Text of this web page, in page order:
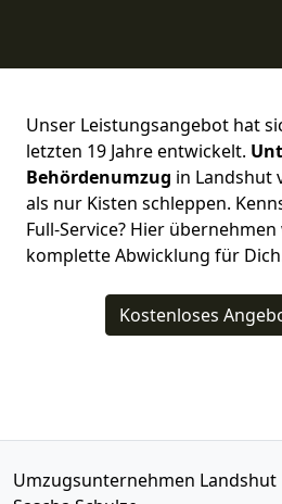
Unser Leistungsangebot hat
letzten 19 Jahre entwickelt.
Behördenumzug in Landshut
als nur Kisten schleppen.
Full-Service? Hier
komplette Abwicklung für
Kostenloses
Umzugsunternehmen Landshut